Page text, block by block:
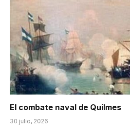
El combate naval de Quilmes
30 julio, 2026